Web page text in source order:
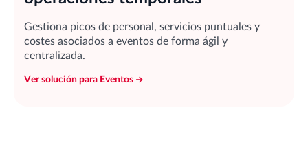
Gestiona picos de personal, servicios puntuales y
costes asociados a eventos de forma ágil y
centralizada.
Ver solución para Eventos